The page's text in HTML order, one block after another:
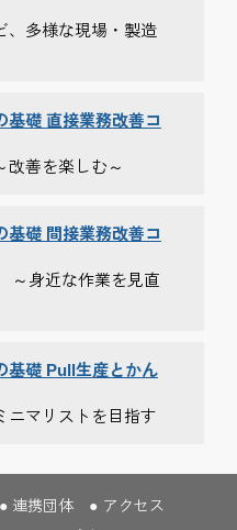
、多様な現場・製造
基礎 直接業務改善コ
善を楽しむ～
基礎 間接業務改善コ
身近な作業を見直
基礎 Pull生産とかん
ニマリストを目指す
連携団体
アクセス